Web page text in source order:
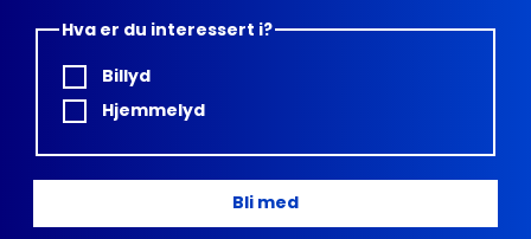
Hva er du interessert i?
Billyd
Hjemmelyd
Bli med